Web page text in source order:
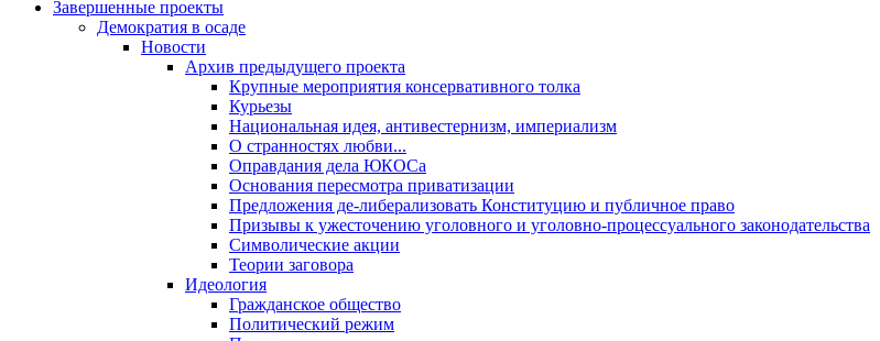
Завершенные проекты
Демократия в осаде
Новости
Архив предыдущего проекта
Крупные мероприятия консервативного толка
Курьезы
Национальная идея, антивестернизм, империализм
О странностях любви...
Оправдания дела ЮКОСа
Основания пересмотра приватизации
Предложения де-либерализовать Конституцию и публичное право
Призывы к ужесточению уголовного и уголовно-процессуального законодательства
Символические акции
Теории заговора
Идеология
Гражданское общество
Политический режим